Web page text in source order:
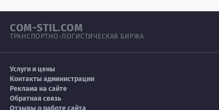
COM-STIL.COM
ТРАНСПОРТНО-ЛОГИСТИЧЕСКАЯ БИРЖА
Услуги и цены
Контакты администрации
Реклама на сайте
Обратная связь
Отзывы о работе сайта